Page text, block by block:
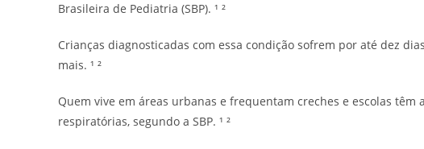
Brasileira de Pediatria (SBP). ¹ ²
Crianças diagnosticadas com essa condição sofrem por até dez
mais. ¹ ²
Quem vive em áreas urbanas e frequentam creches e escolas
respiratórias, segundo a SBP. ¹ ²